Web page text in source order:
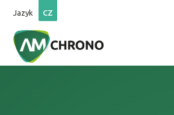
Jazyk CZ